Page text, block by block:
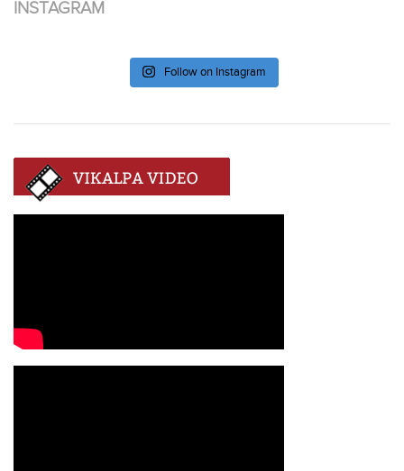
INSTAGRAM
Follow on Instagram